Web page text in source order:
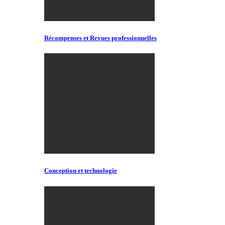
Récompenses et Revues professionnelles
Conception et technologie